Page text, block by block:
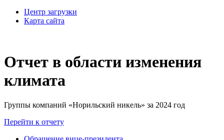
Центр загрузки
Карта сайта
Отчет в области изменения
климата
Группы компаний «Норильский никель» за 2024 год
Перейти к отчету